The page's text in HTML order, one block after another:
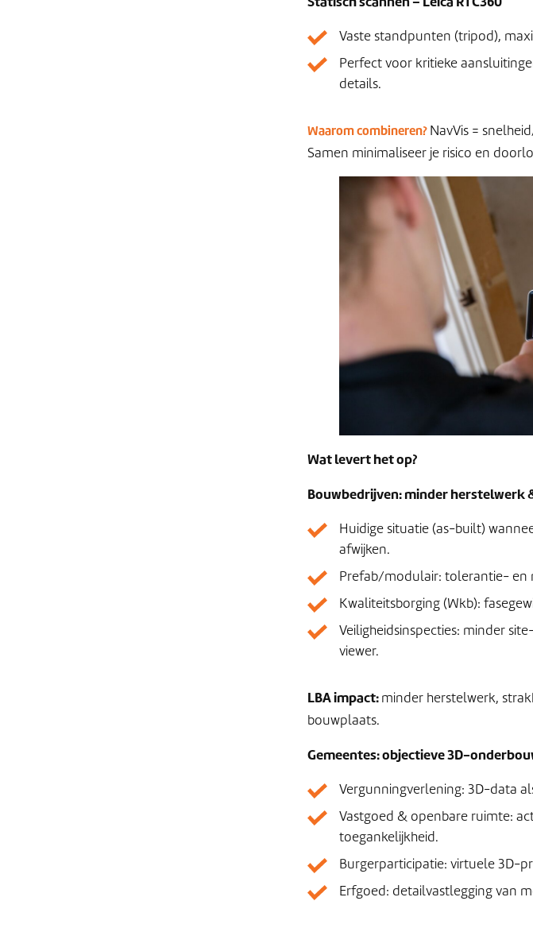
Vaste standpunten (tripod),
Perfect voor kritieke
details.
Waarom combineren?NavVis =
Samen minimaliseer je risico en
Wat levert het op?
Bouwbedrijven: minder herstelwerk
Huidige situatie (as-built)
afwijken.
Prefab/modulair: tolerantie- en
Kwaliteitsborging (Wkb):
Veiligheidsinspecties: minder
viewer.
LBA impact:minder herstelwerk,
bouwplaats.
Gemeentes: objectieve 3D-
Vergunningverlening: 3D-data
Vastgoed & openbare ruimte:
toegankelijkheid.
Burgerparticipatie: virtuele 3D-
Erfgoed: detailvastlegging van